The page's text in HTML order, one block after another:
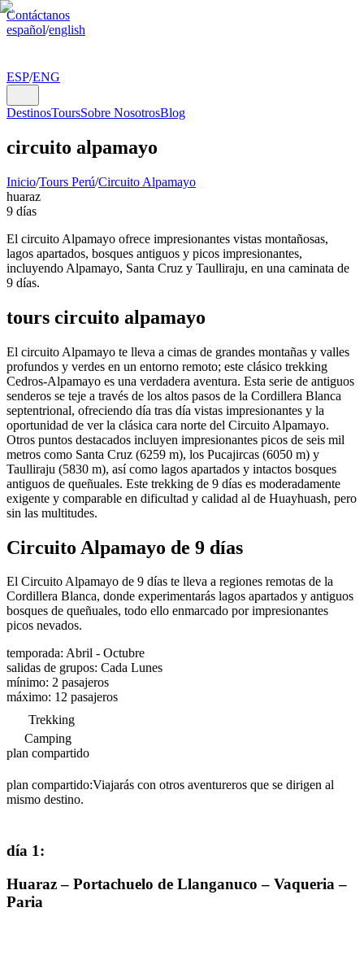
Contáctanos
español/english
ESP/ENG
DestinosToursSobre NosotrosBlog
circuito alpamayo
Inicio/Tours Perú/Circuito Alpamayo
huaraz
9 días
El circuito Alpamayo ofrece impresionantes vistas montañosas,
lagos apartados, bosques antiguos y picos impresionantes,
incluyendo Alpamayo, Santa Cruz y Taulliraju, en una caminata de
9 días.
tours circuito alpamayo
El circuito Alpamayo te lleva a cimas de grandes montañas y valles
profundos y verdes en un entorno remoto; este clásico trekking
Cedros-Alpamayo es una verdadera aventura. Esta serie de antiguos
senderos se teje a través de los altos pasos de la Cordillera Blanca
septentrional, ofreciendo día tras día vistas impresionantes y la
oportunidad de ver la clásica cara norte del Circuito Alpamayo.
Otros puntos destacados incluyen impresionantes picos de seis mil
metros como Santa Cruz (6259 m), los Pucajircas (6050 m) y
Taulliraju (5830 m), así como lagos apartados y intactos bosques
antiguos de queñuales. Este trekking de 9 días es moderadamente
exigente y comparable en dificultad y calidad al de Huayhuash, pero
sin las multitudes.
Circuito Alpamayo de 9 días
El Circuito Alpamayo de 9 días te lleva a regiones remotas de la
Cordillera Blanca, donde experimentarás lagos apartados y antiguos
bosques de queñuales, todo ello enmarcado por impresionantes
picos nevados.
temporada: Abril - Octubre
salidas de grupos: Cada Lunes
mínimo: 2 pasajeros
máximo: 12 pasajeros
Trekking
Camping
plan compartido
plan compartido:Viajarás con otros aventureros que se dirigen al
mismo destino.
día 1:
Huaraz – Portachuelo de Llanganuco – Vaqueria –
Paria